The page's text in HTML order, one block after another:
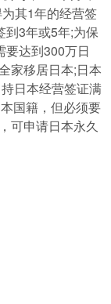
其1年的经营签
到3年或5年;为保
要达到300万日
家移居日本;日本
日本经营签证满
国籍，但必须要
可申请日本永久